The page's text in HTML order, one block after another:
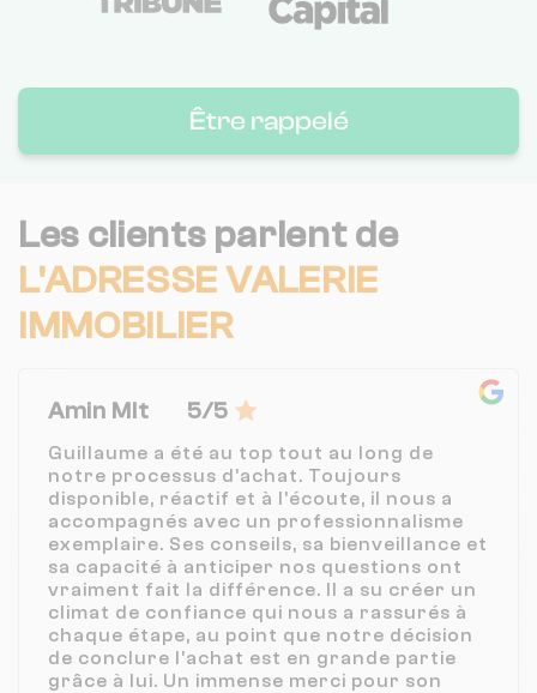
Être rappelé
Les clients parlent de
L'ADRESSE VALERIE
IMMOBILIER
Amin Mlt 5/5
Guillaume a été au top tout au long de
notre processus d’achat. Toujours
disponible, réactif et à l’écoute, il nous a
accompagnés avec un professionnalisme
exemplaire. Ses conseils, sa bienveillance et
sa capacité à anticiper nos questions ont
vraiment fait la différence. Il a su créer un
climat de confiance qui nous a rassurés à
chaque étape, au point que notre décision
de conclure l’achat est en grande partie
grâce à lui. Un immense merci pour son